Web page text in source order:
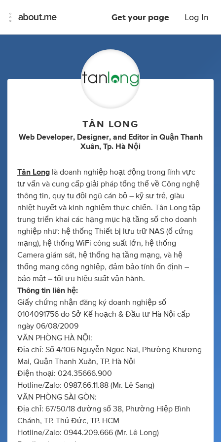
Get your page Log In
TÂN LONG
Web Developer, Designer, and Editor in Quận Thanh
Xuân, Tp. Hà Nội
Tân Long là doanh nghiệp hoạt động trong lĩnh vực
tư vấn và cung cấp giải pháp tổng thể về Công nghệ
thông tin, quy tụ đội ngũ cán bộ – kỹ sư trẻ, giàu
nhiệt huyết và kinh nghiệm thực chiến. Tân Long tập
trung triển khai các hạng mục hạ tầng số cho doanh
nghiệp như: hệ thống Thiết bị lưu trữ NAS (ổ cứng
mạng), hệ thống WiFi công suất lớn, hệ thống
Camera giám sát, hệ thống hạ tầng mạng, và hệ
thống mạng công nghiệp, đảm bảo tính ổn định –
bảo mật – tối ưu hiệu suất vận hành.
Thông tin liên hệ:
Giấy chứng nhận đăng ký doanh nghiệp số
0104091756 do Sở Kế hoạch & Đầu tư Hà Nội cấp
ngày 06/08/2009
VĂN PHÒNG HÀ NỘI:
Địa chỉ: Số 4/106 Nguyễn Ngọc Nại, Phường Khương
Mai, Quận Thanh Xuân, TP. Hà Nội
Điện thoại: 024.35666.900
Hotline/Zalo: 0987.66.11.88 (Mr. Lê Sang)
VĂN PHÒNG SÀI GÒN:
Địa chỉ: 67/50/18 đường số 38, Phường Hiệp Bình
Chánh, TP. Thủ Đức, TP. HCM
Hotline/Zalo: 0944.209.666 (Mr. Lê Long)